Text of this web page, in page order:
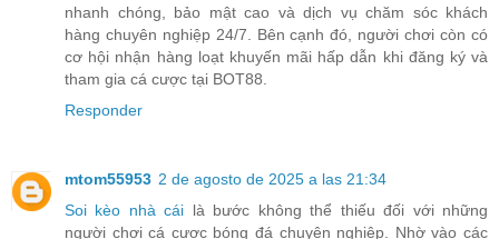
nhanh chóng, bảo mật cao và dịch vụ chăm sóc khách
hàng chuyên nghiệp 24/7. Bên cạnh đó, người chơi còn có
cơ hội nhận hàng loạt khuyến mãi hấp dẫn khi đăng ký và
tham gia cá cược tại BOT88.
Responder
mtom55953 2 de agosto de 2025 a las 21:34
Soi kèo nhà cái là bước không thể thiếu đối với những
người chơi cá cược bóng đá chuyên nghiệp. Nhờ vào các